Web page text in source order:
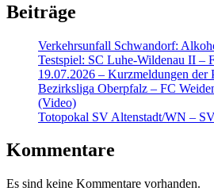
Beiträge
Verkehrsunfall Schwandorf:
Testspiel: SC Luhe-Wildenau II –
19.07.2026 – Kurzmeldungen der
Bezirksliga Oberpfalz – FC
(Video)
Totopokal SV Altenstadt/WN –
Kommentare
Es sind keine Kommentare vorhanden.